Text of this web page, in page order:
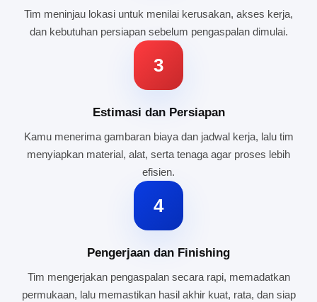
Tim meninjau lokasi untuk menilai kerusakan, akses kerja,
dan kebutuhan persiapan sebelum pengaspalan dimulai.
3
Estimasi dan Persiapan
Kamu menerima gambaran biaya dan jadwal kerja, lalu tim
menyiapkan material, alat, serta tenaga agar proses lebih
efisien.
4
Pengerjaan dan Finishing
Tim mengerjakan pengaspalan secara rapi, memadatkan
permukaan, lalu memastikan hasil akhir kuat, rata, dan siap